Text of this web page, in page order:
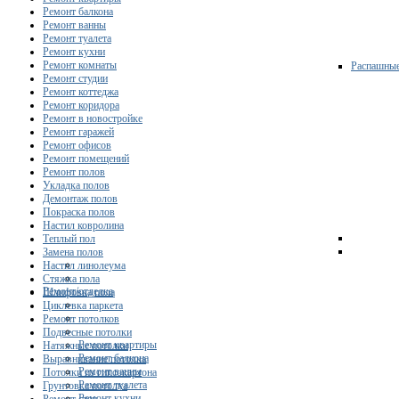
Ремонт/отделка
Ремонт квартиры
Ремонт балкона
Ремонт ванны
Ремонт туалета
Ремонт балкона
Ремонт ванны
Ремонт туалета
Ремонт кухни
Ремонт комнаты
Ремонт студии
Ремонт коттеджа
Ремонт коридора
Ремонт в новостройке
Ремонт гаражей
Ремонт офисов
Ремонт помещений
Ремонт полов
Укладка полов
Демонтаж полов
Покраска полов
Настил ковролина
Теплый пол
Замена полов
Настил линолеума
Стяжка пола
Шлифовка пола
Циклевка паркета
Ремонт потолков
Подвесные потолки
Натяжные потолки
Выравнивание потолка
Потолки из гипсокартона
Грунтовка потолка